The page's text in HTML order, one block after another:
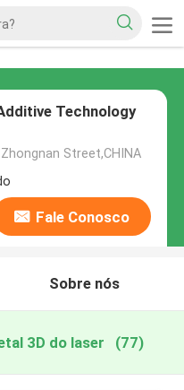
Technology
Street,CHINA
Fale Conosco
Sobre nós
3D do laser (77)